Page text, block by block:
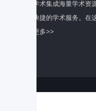
百度学术集成海量学术
全面快捷的学术服务。
了解更多>>